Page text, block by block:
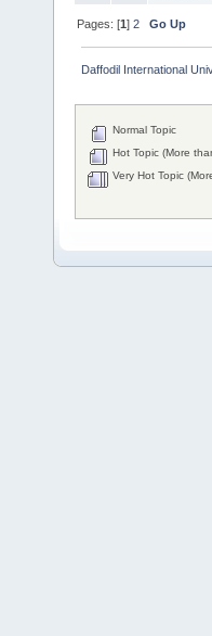
Pages: [1]2 Go Up
Daffodil International
Normal Topic
Hot Topic (More
Very Hot Topic